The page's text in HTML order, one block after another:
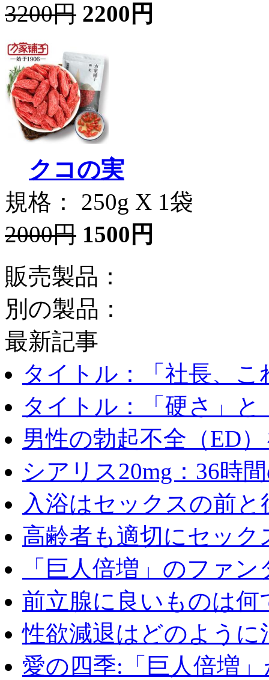
3200円 2200円
クコの実
規格： 250g X 1袋
2000円 1500円
販売製品：
別の製品：
最新記事
タイトル：「社長、こ
タイトル：「硬さ」と
男性の勃起不全（ED
シアリス20mg：36時
入浴はセックスの前と
高齢者も適切にセック
「巨人倍増」のファ
前立腺に良いものは何
性欲減退はどのように
愛の四季:「巨人倍増